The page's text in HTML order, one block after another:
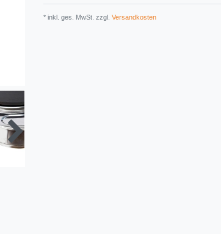
* inkl. ges. MwSt. zzgl. Versandkosten